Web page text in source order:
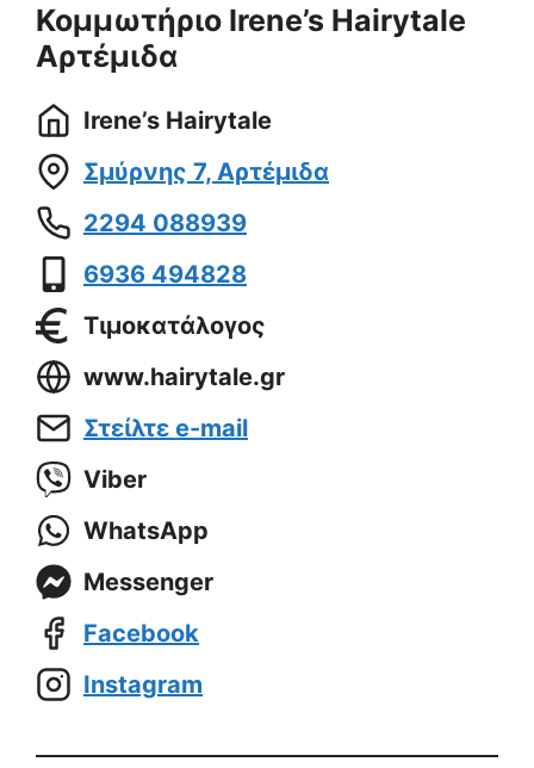
Κομμωτήριο Irene’s Hairytale
Αρτέμιδα
Irene’s Hairytale
Σμύρνης 7, Αρτέμιδα
2294 088939
6936 494828
Τιμοκατάλογος
www.hairytale.gr
Στείλτε e-mail
Viber
WhatsApp
Messenger
Facebook
Instagram